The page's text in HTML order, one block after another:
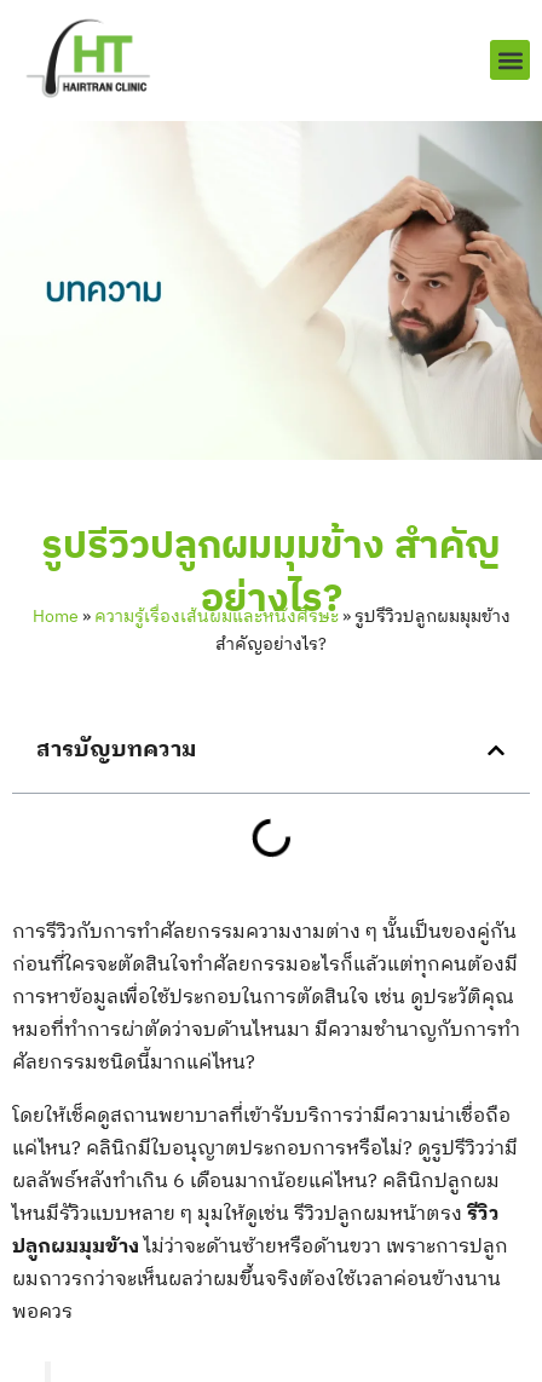
content
รูปรีวิวปลูกผมมุมข้าง สำคัญ
อย่างไร?
Home»ความรู้เรื่องเส้นผมและหนังศีรษะ»รูปรีวิวปลูกผมมุมข้าง
สำคัญอย่างไร?
สารบัญบทความ
การรีวิวกับการทำศัลยกรรมความงามต่าง ๆ นั้นเป็นของคู่กัน
ก่อนที่ใครจะตัดสินใจทำศัลยกรรมอะไรก็แล้วแต่ทุกคนต้องมี
การหาข้อมูลเพื่อใช้ประกอบในการตัดสินใจ เช่น ดูประวัติคุณ
หมอที่ทำการผ่าตัดว่าจบด้านไหนมา มีความชำนาญกับการทำ
ศัลยกรรมชนิดนี้มากแค่ไหน?
โดยให้เช็คดูสถานพยาบาลที่เข้ารับบริการว่ามีความน่าเชื่อถือ
แค่ไหน? คลินิกมีใบอนุญาตประกอบการหรือไม่? ดูรูปรีวิวว่ามี
ผลลัพธ์หลังทำเกิน 6 เดือนมากน้อยแค่ไหน? คลินิกปลูกผม
ไหนมีรัวิวแบบหลาย ๆ มุมให้ดูเช่น รีวิวปลูกผมหน้าตรงรีวิว
ปลูกผมมุมข้างไม่ว่าจะด้านซ้ายหรือด้านขวา เพราะการปลูก
ผมถาวรกว่าจะเห็นผลว่าผมขึ้นจริงต้องใช้เวลาค่อนข้างนาน
พอควร